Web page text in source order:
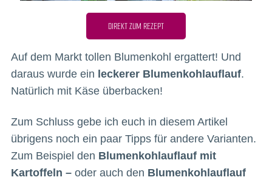
DIREKT ZUM REZEPT
Auf dem Markt tollen Blumenkohl ergattert! Und
daraus wurde ein leckerer Blumenkohlauflauf.
Natürlich mit Käse überbacken!
Zum Schluss gebe ich euch in diesem Artikel
übrigens noch ein paar Tipps für andere Varianten.
Zum Beispiel den Blumenkohlauflauf mit
Kartoffeln – oder auch den Blumenkohlauflauf